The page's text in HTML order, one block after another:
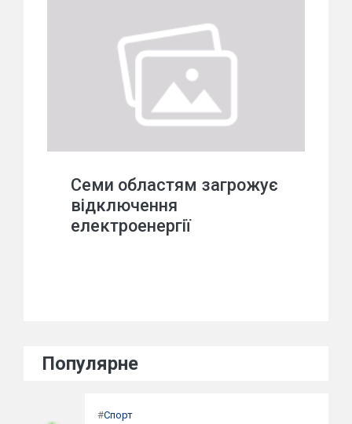
Cеми областям загрожує
відключення
електроенергії
Популярне
#Спорт